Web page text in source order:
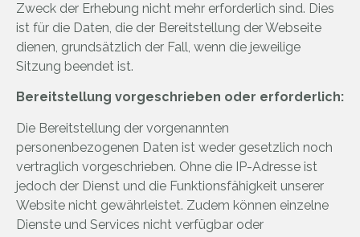
Zweck der Erhebung nicht mehr erforderlich sind. Dies
ist für die Daten, die der Bereitstellung der Webseite
dienen, grundsätzlich der Fall, wenn die jeweilige
Sitzung beendet ist.
Bereitstellung vorgeschrieben oder erforderlich:
Die Bereitstellung der vorgenannten
personenbezogenen Daten ist weder gesetzlich noch
vertraglich vorgeschrieben. Ohne die IP-Adresse ist
jedoch der Dienst und die Funktionsfähigkeit unserer
Website nicht gewährleistet. Zudem können einzelne
Dienste und Services nicht verfügbar oder